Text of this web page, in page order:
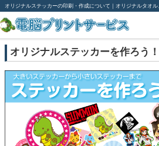
オリジナルステッカーを作ろう！